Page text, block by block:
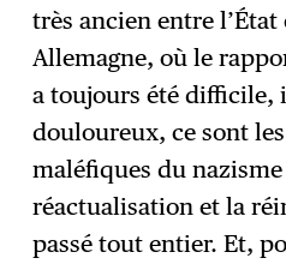
très ancien entre
Allemagne, où le
a toujours été difficile,
douloureux, ce sont
maléfiques du
réactualisation et la
passé tout entier. Et,